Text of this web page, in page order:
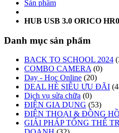
Sản phẩm
HUB USB 3.0 ORICO
Danh mục sản phẩm
BACK TO SCHOOL 2024
COMBO CAMERA (0)
Dạy - Học Online (20)
DEAL HÈ SIÊU ƯU ĐÃI
Dịch vụ sửa chữa (0)
ĐIỆN GIA DỤNG (53)
ĐIỆN THOẠI & ĐỒNG HỒ
GIẢI PHÁP TỔNG THỂ